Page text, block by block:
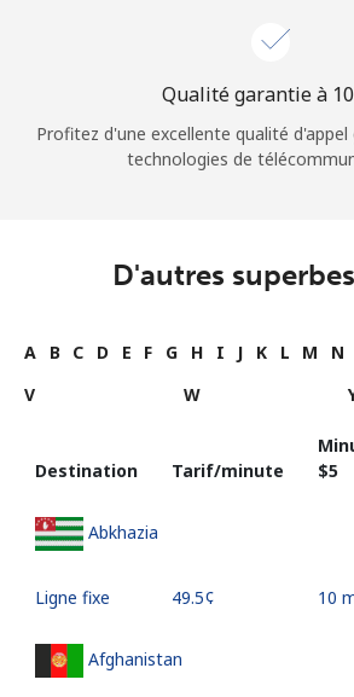
Qualité garantie à
Profitez d'une excellente qualité d'appel
technologies de
D'autres
A B C D E F G H I J K L M N
V
W
Destination Tarif/minute
⁦$5⁩
Abkhazia
Ligne fixe ⁦49.5¢⁩ 10
Afghanistan